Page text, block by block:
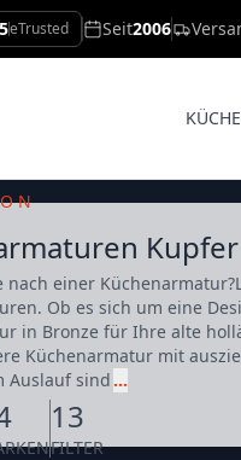
eTrusted Seit2006
KÜCHE
nach einer
Ob es sich um eine
in Bronze für Ihre alte
Küchenarmatur mit
Auslauf sind…
13
FILTER